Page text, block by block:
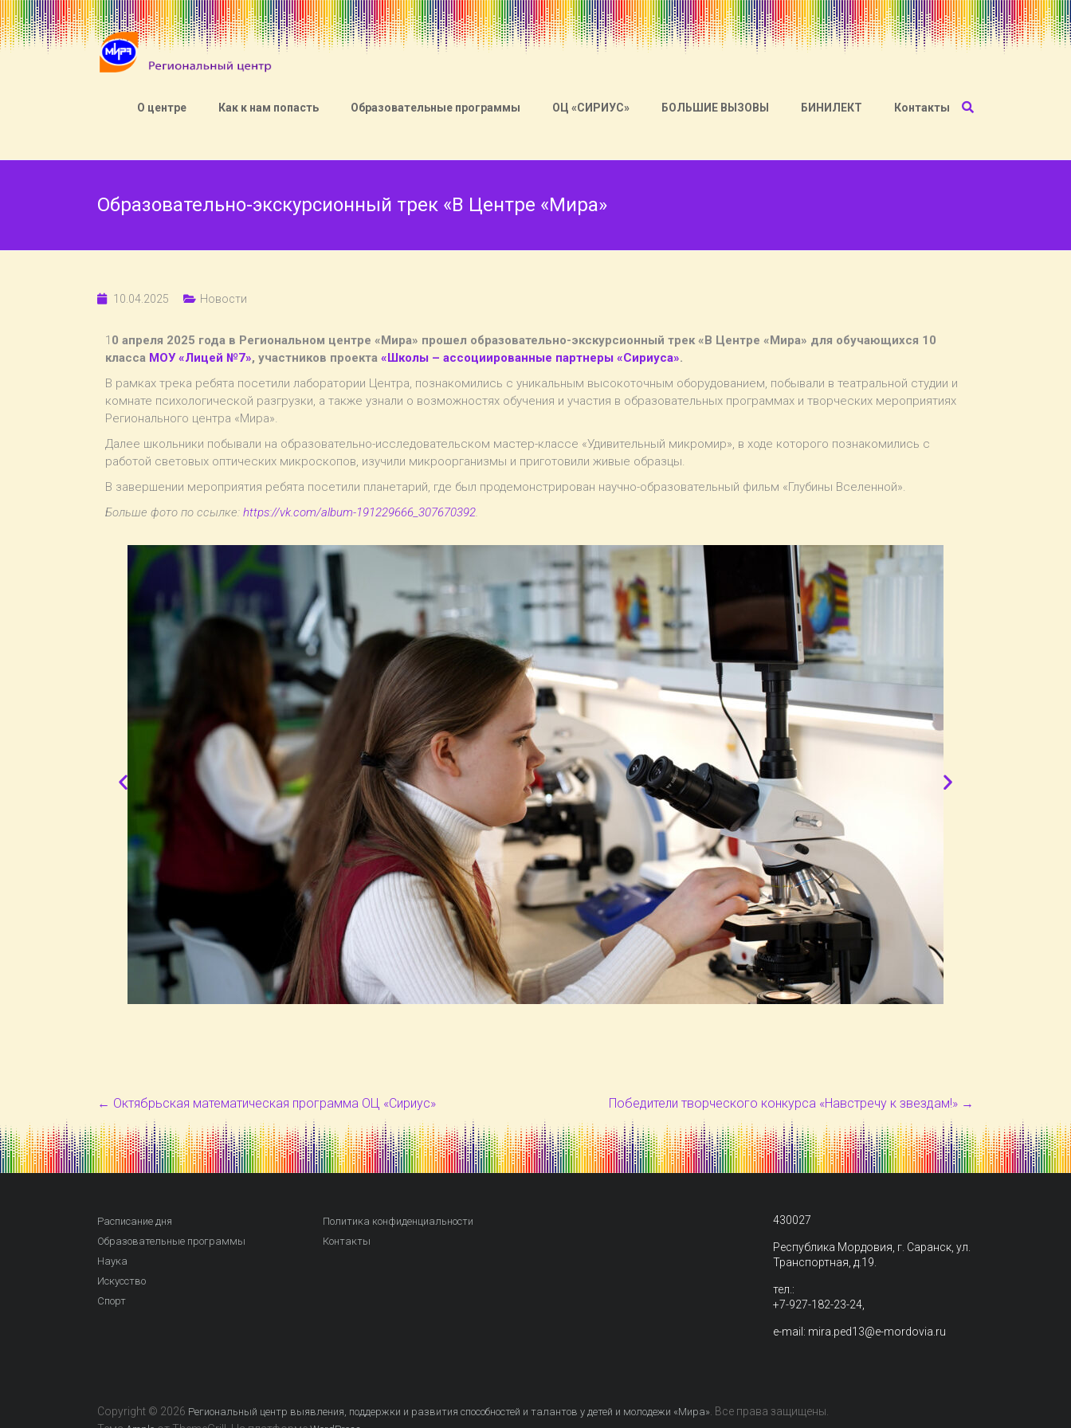
О центре Как к нам попасть Образовательные программы ОЦ «СИРИУС» БОЛЬШИЕ ВЫЗОВЫ БИНИЛЕКТ Контакты
Образовательно-экскурсионный трек «В Центре «Мира»
10.04.2025 Новости
1 0 апреля 2025 года в Региональном центре «Мира» прошел образовательно-экскурсионный трек «В Центре «Мира» для обучающихся 10
класса МОУ «Лицей №7», участников проекта «Школы – ассоциированные партнеры «Сириуса».
В рамках трека ребята посетили лаборатории Центра, познакомились с уникальным высокоточным оборудованием, побывали в театральной студии и
комнате психологической разгрузки, а также узнали о возможностях обучения и участия в образовательных программах и творческих мероприятиях
Регионального центра «Мира».
Далее школьники побывали на образовательно-исследовательском мастер-классе «Удивительный микромир», в ходе которого познакомились с
работой световых оптических микроскопов, изучили микроорганизмы и приготовили живые образцы.
В завершении мероприятия ребята посетили планетарий, где был продемонстрирован научно-образовательный фильм «Глубины Вселенной».
Больше фото по ссылке: https://vk.com/album-191229666_307670392.
← Октябрьская математическая программа ОЦ «Сириус» Победители творческого конкурса «Навстречу к звездам!» →
Расписание дня
Образовательные программы
Наука
Искусство
Спорт
Политика конфиденциальности
Контакты
430027
Республика Мордовия, г. Саранск, ул.
Транспортная, д.19.
тел.:
+7-927-182-23-24,
e-mail: mira.ped13@e-mordovia.ru
Copyright © 2026 Региональный центр выявления, поддержки и развития способностей и талантов у детей и молодежи «Мира» . Все права защищены.